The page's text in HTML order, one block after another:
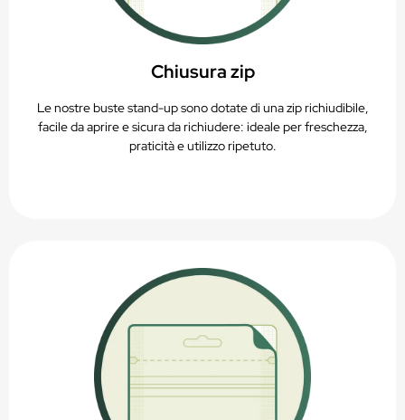
Chiusura zip
Le nostre buste stand-up sono dotate di una zip richiudibile,
facile da aprire e sicura da richiudere: ideale per freschezza,
praticità e utilizzo ripetuto.